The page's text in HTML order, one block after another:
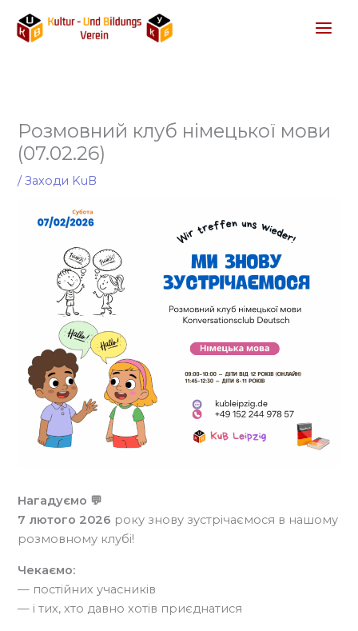
вмісту
Розмовний клуб німецької мови
(07.02.26)
/Заходи KuB
Нагадуємо 💬
7 лютого 2026 року знову зустрічаємося в нашому
розмовному клубі!
Чекаємо:
— постійних учасників
— і тих, хто давно хотів приєднатися